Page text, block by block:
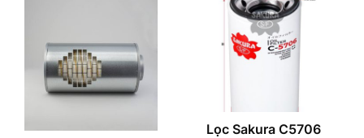
Lọc Sakura C5706